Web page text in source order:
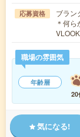
応募資格
ブラン
＊何
職場の雰囲気
年齢層
20
気になる!